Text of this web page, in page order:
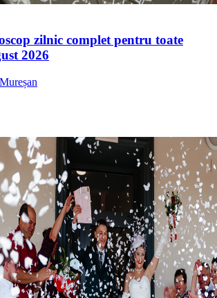
zilnic complet pentru toate
2026